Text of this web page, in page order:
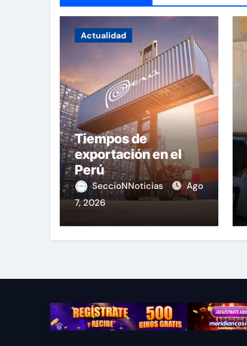
Actualidad
Tiempos de
exportación en el
Perú
SeccioNNoticias
Ago
7, 2026